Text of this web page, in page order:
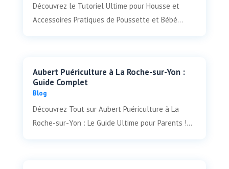
Découvrez le Tutoriel Ultime pour Housse et
Accessoires Pratiques de Poussette et Bébé...
Aubert Puériculture à La Roche-sur-Yon :
Guide Complet
Blog
Découvrez Tout sur Aubert Puériculture à La
Roche-sur-Yon : Le Guide Ultime pour Parents !...